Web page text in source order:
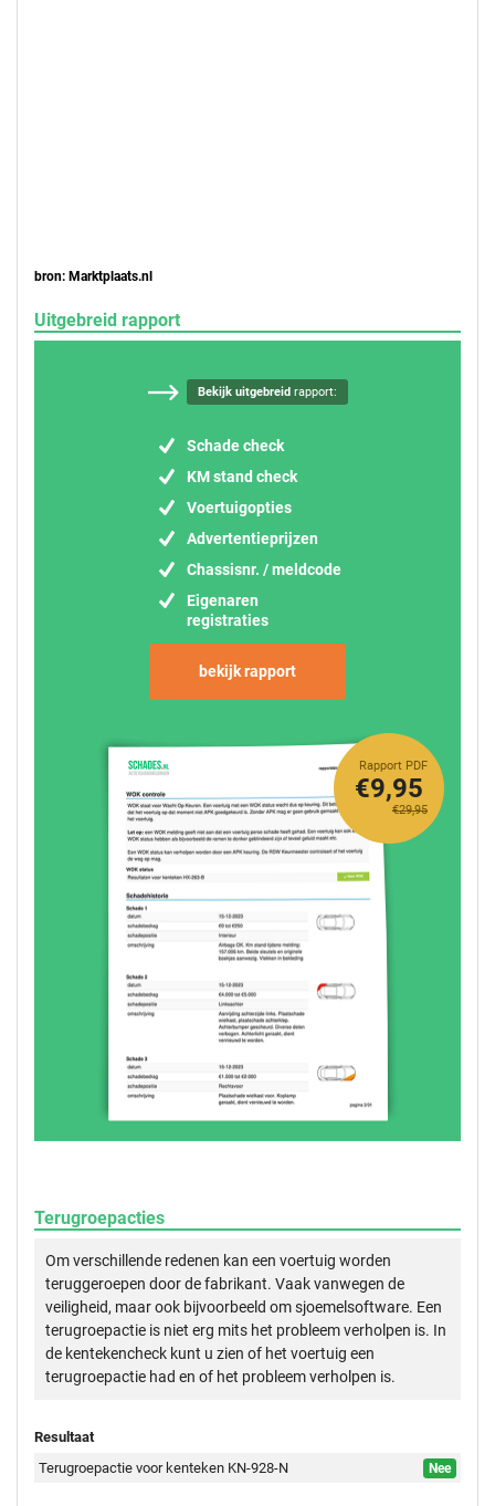
bron: Marktplaats.nl
Uitgebreid rapport
Bekijk uitgebreidrapport:
Schade check
KM stand check
Voertuigopties
Advertentieprijzen
Chassisnr. / meldcode
Eigenaren
registraties
bekijk rapport
Rapport PDF
€29,95
€9,95
Terugroepacties
Om verschillende redenen kan een voertuig worden
teruggeroepen door de fabrikant. Vaak vanwegen de
veiligheid, maar ook bijvoorbeeld om sjoemelsoftware. Een
terugroepactie is niet erg mits het probleem verholpen is. In
de kentekencheck kunt u zien of het voertuig een
terugroepactie had en of het probleem verholpen is.
Resultaat
Terugroepactie voor kenteken KN-928-N
Nee